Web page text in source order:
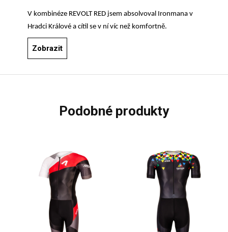
V kombinéze REVOLT RED jsem absolvoval Ironmana v
Hradci Králové a cítil se v ní víc než komfortně.
Zobrazit
podobné produkty